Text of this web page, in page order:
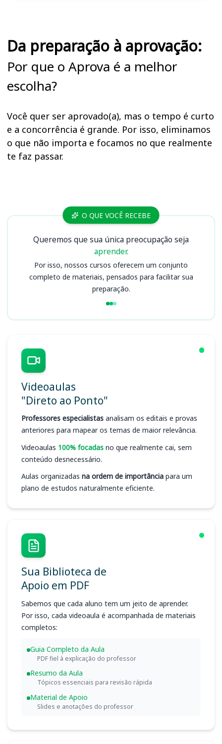
Da preparação à aprovação:
Por que o Aprova é a melhor
escolha?
Você quer ser aprovado(a), mas o tempo é curto
e a concorrência é grande. Por isso, eliminamos
o que não importa e focamos no que realmente
te faz passar.
Cursos O QUE VOCÊ RECEBE
Queremos que sua única preocupação seja
aprender.
Por isso, nossos cursos oferecem um conjunto
completo de materiais, pensados para facilitar sua
preparação.
Videoaulas
"Direto ao Ponto"
Professores especialistas analisam os editais e provas
anteriores para mapear os temas de maior relevância.
Videoaulas 100% focadas no que realmente cai, sem
conteúdo desnecessário.
Aulas organizadas na ordem de importância para um
plano de estudos naturalmente eficiente.
Sua Biblioteca de
Apoio em PDF
Sabemos que cada aluno tem um jeito de aprender.
Por isso, cada videoaula é acompanhada de materiais
completos:
Guia Completo da Aula
PDF fiel à explicação do professor
Resumo da Aula
Tópicos essenciais para revisão rápida
Material de Apoio
Slides e anotações do professor